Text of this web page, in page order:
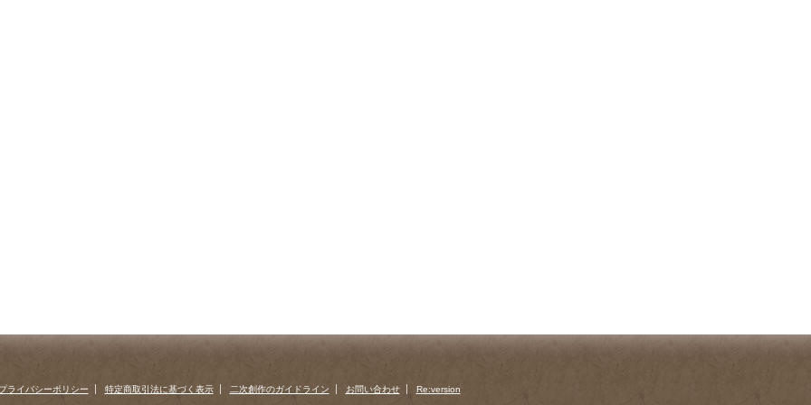
ライバシーポリシー 特定商取引法に基づく表示 二次創作のガイドライン お問い合わせ Re:version